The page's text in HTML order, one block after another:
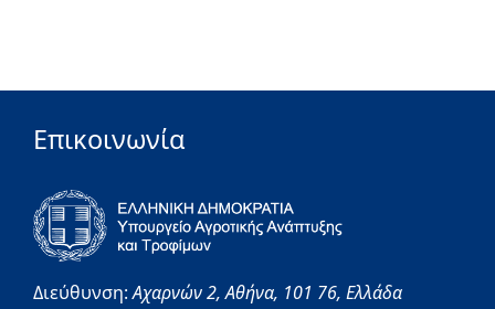
Επικοινωνία
Διεύθυνση:Αχαρνών 2,Αθήνα, 101 76, Ελλάδα